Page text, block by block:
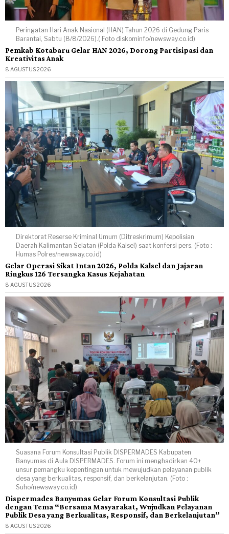
Peringatan Hari Anak Nasional (HAN) Tahun 2026 di Gedung Paris
Barantai, Sabtu (8/8/2026).( Foto diskominfo/newsway.co.id)
Pemkab Kotabaru Gelar HAN 2026, Dorong Partisipasi dan
Kreativitas Anak
8 AGUSTUS 2026
Direktorat Reserse Kriminal Umum (Ditreskrimum) Kepolisian
Daerah Kalimantan Selatan (Polda Kalsel) saat konfersi pers. (Foto :
Humas Polres/newsway.co.id)
Gelar Operasi Sikat Intan 2026, Polda Kalsel dan Jajaran
Ringkus 126 Tersangka Kasus Kejahatan
8 AGUSTUS 2026
Suasana Forum Konsultasi Publik DISPERMADES Kabupaten
Banyumas di Aula DISPERMADES. Forum ini menghadirkan 40+
unsur pemangku kepentingan untuk mewujudkan pelayanan publik
desa yang berkualitas, responsif, dan berkelanjutan. (Foto :
Suho/newsway.co.id)
Dispermades Banyumas Gelar Forum Konsultasi Publik
dengan Tema “Bersama Masyarakat, Wujudkan Pelayanan
Publik Desa yang Berkualitas, Responsif, dan Berkelanjutan”
8 AGUSTUS 2026